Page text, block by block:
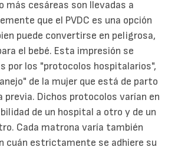
más cesáreas son llevadas a
que el PVDC es una opción
puede convertirse en peligrosa,
el bebé. Esta impresión se
por los "protocolos hospitalarios",
de la mujer que está de parto
previa. Dichos protocolos varían en
de un hospital a otro y de un
Cada matrona varía también
cuán estrictamente se adhiere su